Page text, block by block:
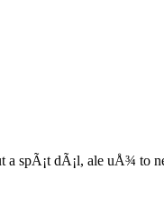
spÃ¡t dÃ¡l, ale uÅ¾ to